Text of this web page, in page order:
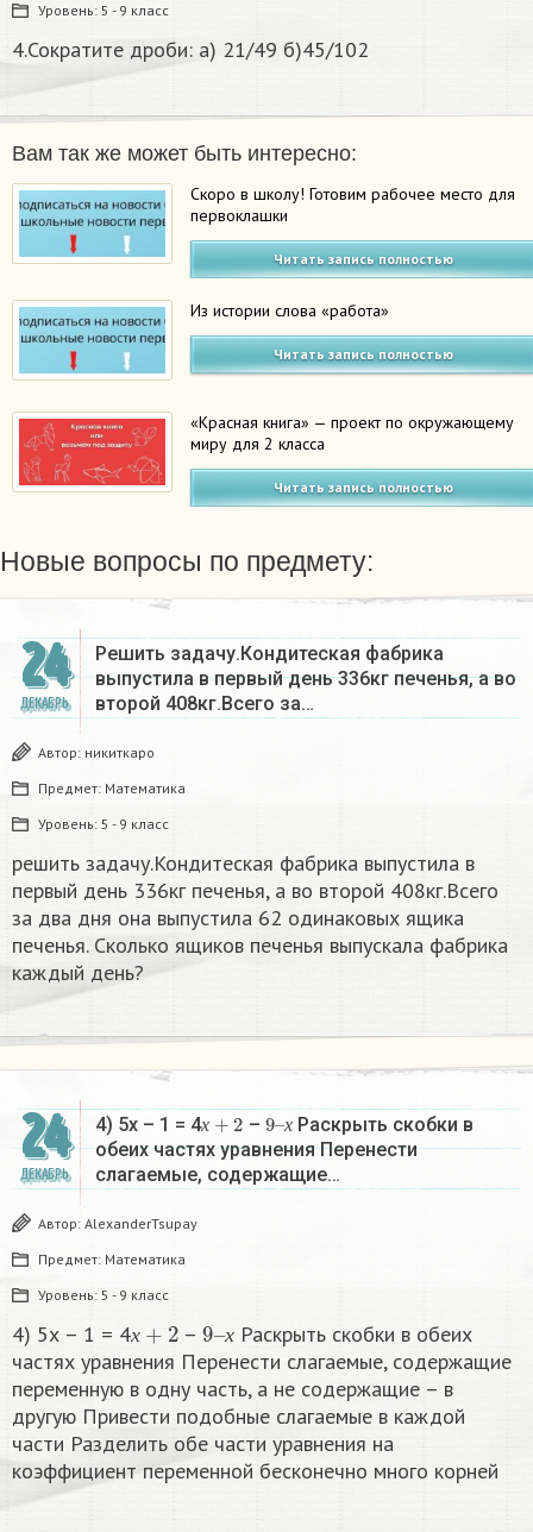
Уровень: 5 - 9 класс
4.Сократите дроби: а) 21/49 б)45/102​
Вам так же может быть интересно:
Скоро в школу! Готовим рабочее место для
первоклашки
Читать запись полностью
Из истории слова «работа»
Читать запись полностью
«Красная книга» — проект по окружающему
миру для 2 класса
Читать запись полностью
Новые вопросы по предмету:
24
ДЕКАБРЬ
Решить задачу.Кондитеская фабрика
выпустила в первый день 336кг печенья, а во
второй 408кг.Всего за…
Автор: никиткаро
Предмет: Математика
Уровень: 5 - 9 класс
решить задачу.Кондитеская фабрика выпустила в
первый день 336кг печенья, а во второй 408кг.Всего
за два дня она выпустила 62 одинаковых ящика
печенья. Сколько ящиков печенья выпускала фабрика
каждый день?
24
ДЕКАБРЬ
4) 5х – 1 = 4х
х+2 – х
9–
х
Раскрыть скобки в
обеих частях уравнения Перенести
слагаемые, содержащие…
Автор: AlexanderTsupay
Предмет: Математика
Уровень: 5 - 9 класс
4) 5х – 1 = 4х – х
9
х
Раскрыть скобки в обеих
частях уравнения Перенести слагаемые, содержащие
переменную в одну часть, а не содержащие – в
другую Привести подобные слагаемые в каждой
части Разделить обе части уравнения на
коэффициент переменной бесконечно много корней​